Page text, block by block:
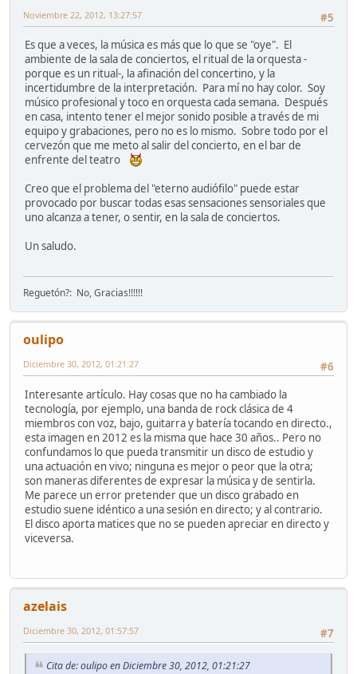
#5
Noviembre 22, 2012, 13:27:57
Es que a veces, la música es más que lo que se "oye". El
ambiente de la sala de conciertos, el ritual de la orquesta -
porque es un ritual-, la afinación del concertino, y la
incertidumbre de la interpretación. Para mí no hay color. Soy
músico profesional y toco en orquesta cada semana. Después
en casa, intento tener el mejor sonido posible a través de mi
equipo y grabaciones, pero no es lo mismo. Sobre todo por el
cervezón que me meto al salir del concierto, en el bar de
enfrente del teatro
Creo que el problema del "eterno audiófilo" puede estar
provocado por buscar todas esas sensaciones sensoriales que
uno alcanza a tener, o sentir, en la sala de conciertos.
Un saludo.
Reguetón?: No, Gracias!!!!!!
oulipo
#6
Diciembre 30, 2012, 01:21:27
Interesante artículo. Hay cosas que no ha cambiado la
tecnología, por ejemplo, una banda de rock clásica de 4
miembros con voz, bajo, guitarra y batería tocando en directo.,
esta imagen en 2012 es la misma que hace 30 años.. Pero no
confundamos lo que pueda transmitir un disco de estudio y
una actuación en vivo; ninguna es mejor o peor que la otra;
son maneras diferentes de expresar la música y de sentirla.
Me parece un error pretender que un disco grabado en
estudio suene idéntico a una sesión en directo; y al contrario.
El disco aporta matices que no se pueden apreciar en directo y
viceversa.
azelais
#7
Diciembre 30, 2012, 01:57:57
Cita de: oulipo en Diciembre 30, 2012, 01:21:27